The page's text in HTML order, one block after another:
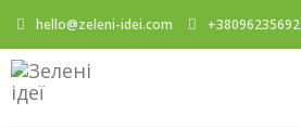
hello@zeleni-idei.com